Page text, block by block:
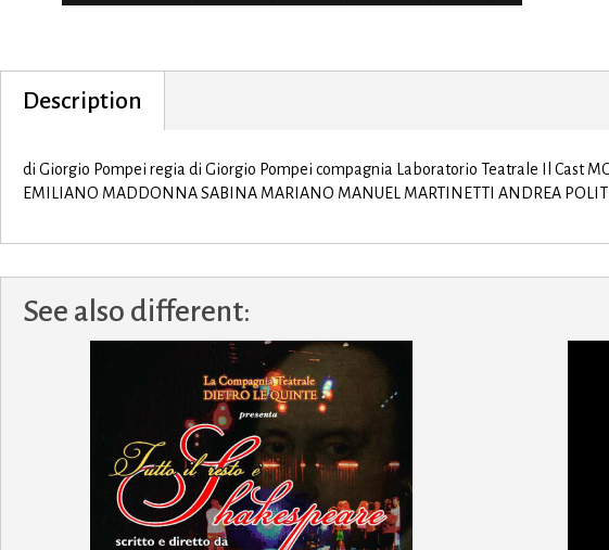
Description
di Giorgio Pompei regia di Giorgio Pompei compagnia Laboratorio Teatrale Il Cast
EMILIANO MADDONNA SABINA MARIANO MANUEL MARTINETTI ANDREA
See also different: